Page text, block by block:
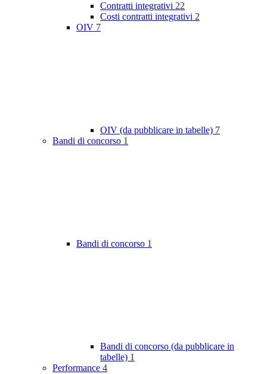
Contratti integrativi 22
Costi contratti integrativi 2
OIV 7
OIV (da pubblicare in tabelle) 7
Bandi di concorso 1
Bandi di concorso 1
Bandi di concorso (da pubblicare in
tabelle) 1
Performance 4